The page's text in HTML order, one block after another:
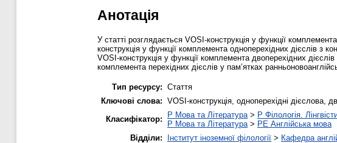
Анотація
У статті розглядається VOSI-конструкція у функції
конструкція у функції комплемента одноперехідних дієслів з
VOSI-конструкція у функції комплемента двоперехідних
комплемента перехідних дієслів у пам’ятках
Тип ресурсу: Стаття
Ключові слова: VOSI-конструкція, одноперехідні дієслова,
Класифікатор:
P Мова та Література > P Філологія.
P Мова та Література > PE Англійська мова
Відділи:
Інститут іноземної філології > Кафедра